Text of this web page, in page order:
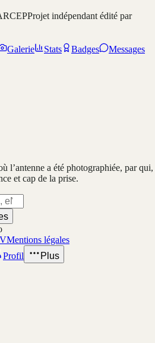
Projet indépendant édité par
Galerie Stats Badges
Messages
l’antenne a été photographiée, par qui,
et cap de la prise.
Mentions légales
Profil Plus